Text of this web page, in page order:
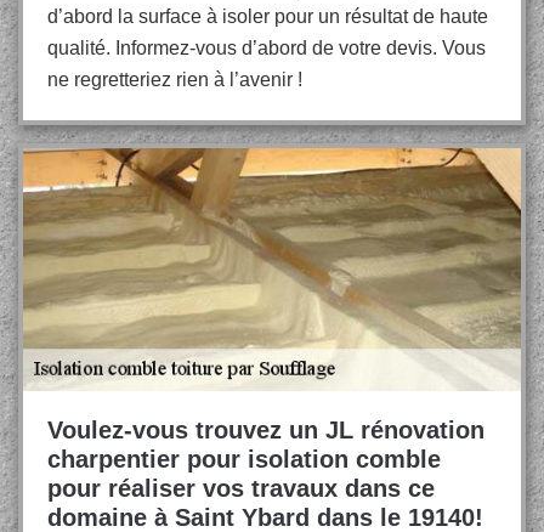
d’abord la surface à isoler pour un résultat de haute
qualité. Informez-vous d’abord de votre devis. Vous
ne regretteriez rien à l’avenir !
Voulez-vous trouvez un JL rénovation
charpentier pour isolation comble
pour réaliser vos travaux dans ce
domaine à Saint Ybard dans le 19140!